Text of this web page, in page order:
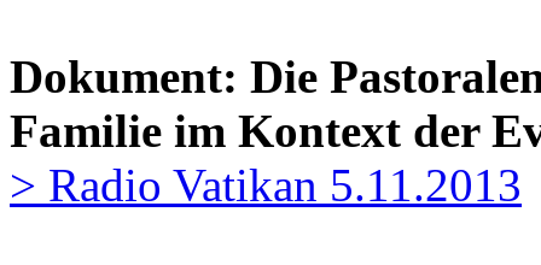
Dokument: Die
Familie im Kontext der
> Radio Vatikan 5.11.2013